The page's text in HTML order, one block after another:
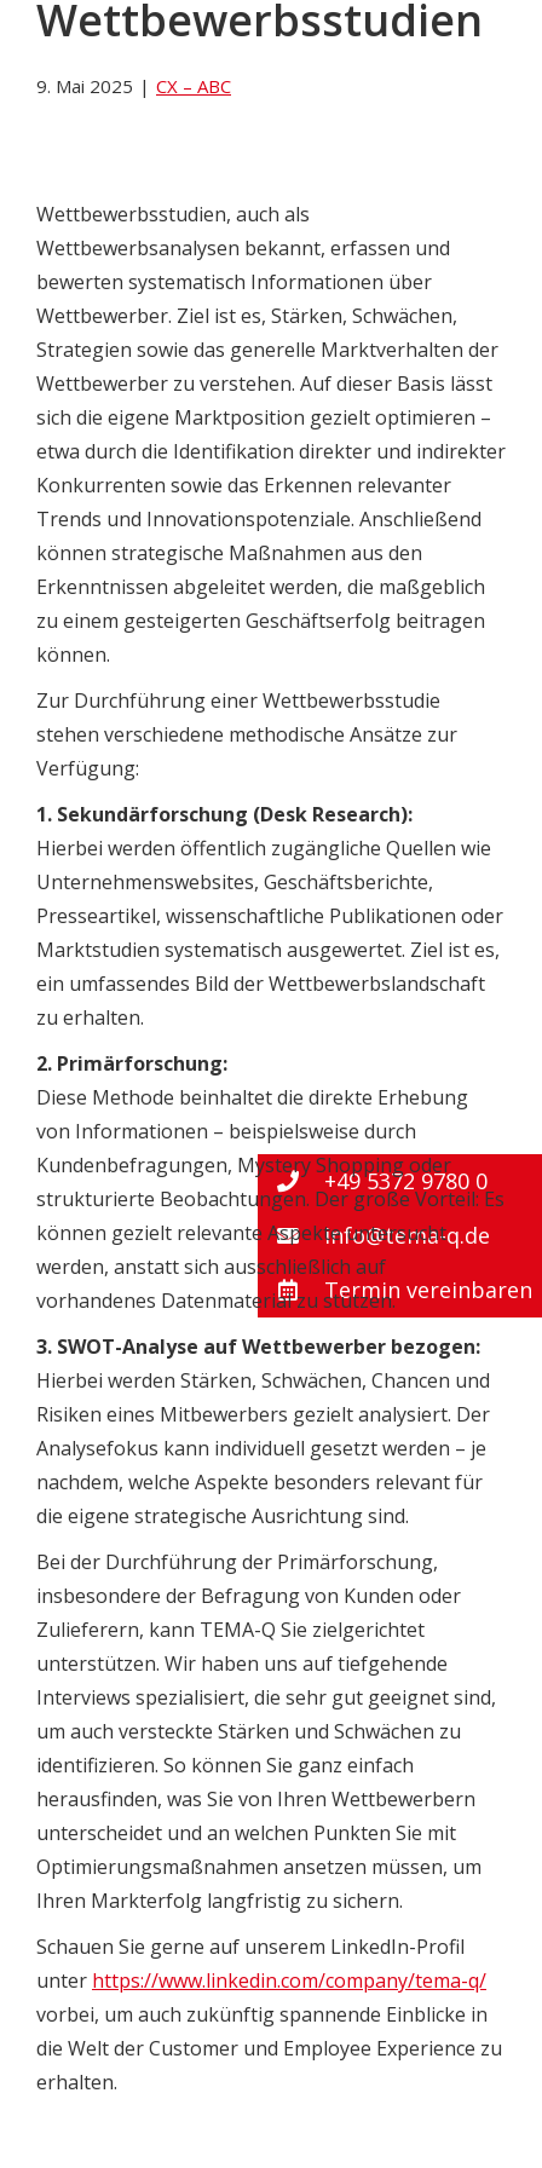
Wettbewerbsstudien
9. Mai 2025 | CX – ABC
Wettbewerbsstudien, auch als
Wettbewerbsanalysen bekannt, erfassen und
bewerten systematisch Informationen über
Wettbewerber. Ziel ist es, Stärken, Schwächen,
Strategien sowie das generelle Marktverhalten der
Wettbewerber zu verstehen. Auf dieser Basis lässt
sich die eigene Marktposition gezielt optimieren –
etwa durch die Identifikation direkter und indirekter
Konkurrenten sowie das Erkennen relevanter
Trends und Innovationspotenziale. Anschließend
können strategische Maßnahmen aus den
Erkenntnissen abgeleitet werden, die maßgeblich
zu einem gesteigerten Geschäftserfolg beitragen
können.
Zur Durchführung einer Wettbewerbsstudie
stehen verschiedene methodische Ansätze zur
Verfügung:
1. Sekundärforschung (Desk Research):
Hierbei werden öffentlich zugängliche Quellen wie
Unternehmenswebsites, Geschäftsberichte,
Presseartikel, wissenschaftliche Publikationen oder
Marktstudien systematisch ausgewertet. Ziel ist es,
ein umfassendes Bild der Wettbewerbslandschaft
zu erhalten.
2. Primärforschung:
Diese Methode beinhaltet die direkte Erhebung
von Informationen – beispielsweise durch
Kundenbefragungen, Mystery Shopping oder
strukturierte Beobachtungen. Der große Vorteil: Es
können gezielt relevante Aspekte untersucht
werden, anstatt sich ausschließlich auf
vorhandenes Datenmaterial zu stützen.
3. SWOT-Analyse auf Wettbewerber bezogen:
Hierbei werden Stärken, Schwächen, Chancen und
Risiken eines Mitbewerbers gezielt analysiert. Der
Analysefokus kann individuell gesetzt werden – je
nachdem, welche Aspekte besonders relevant für
die eigene strategische Ausrichtung sind.
Bei der Durchführung der Primärforschung,
insbesondere der Befragung von Kunden oder
Zulieferern, kann TEMA-Q Sie zielgerichtet
unterstützen. Wir haben uns auf tiefgehende
Interviews spezialisiert, die sehr gut geeignet sind,
um auch versteckte Stärken und Schwächen zu
identifizieren. So können Sie ganz einfach
herausfinden, was Sie von Ihren Wettbewerbern
unterscheidet und an welchen Punkten Sie mit
Optimierungsmaßnahmen ansetzen müssen, um
Ihren Markterfolg langfristig zu sichern.
Schauen Sie gerne auf unserem LinkedIn-Profil
unter https://www.linkedin.com/company/tema-q/
vorbei, um auch zukünftig spannende Einblicke in
die Welt der Customer und Employee Experience zu
erhalten.
+49 5372 9780 0
info@tema-q.de
Termin vereinbaren